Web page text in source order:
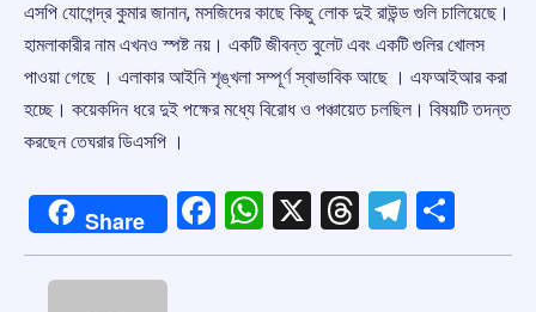
এসপি যোগেন্দ্র কুমার জানান, মসজিদের কাছে কিছু লোক দুই রাউন্ড গুলি চালিয়েছে।
হামলাকারীর নাম এখনও স্পষ্ট নয়। একটি জীবন্ত বুলেট এবং একটি গুলির খোলস
পাওয়া গেছে । এলাকার আইনি শৃঙ্খলা সম্পূর্ণ স্বাভাবিক আছে । এফআইআর করা
হচ্ছে। কয়েকদিন ধরে দুই পক্ষের মধ্যে বিরোধ ও পঞ্চায়েত চলছিল। বিষয়টি তদন্ত
করছেন তেঘরার ডিএসপি ।
Share Facebook
WhatsApp
X Threads